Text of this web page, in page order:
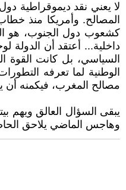
لا يعني نقد ديموقراطية
المصالح. وأمريكا منذ
كشعوب دول الجنوب، هو
داخلية... أعتقد أن الدولة
السياسي، بل كانت القوة
الوطنية لما تعرفه
مصالح المغرب، فيكمنه أن
يبقى السؤال العالق ويهم
وهاجس الماضي يلاحق